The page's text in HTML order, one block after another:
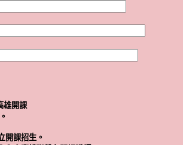
雄開課
開課招生。